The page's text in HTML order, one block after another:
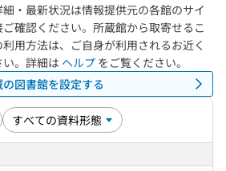
・最新状況は情報提供元の各館のサイ
確認ください。所蔵館から取寄せるこ
用方法は、ご自身が利用されるお近く
。詳細は ヘルプ をご覧ください。
図書館を設定する